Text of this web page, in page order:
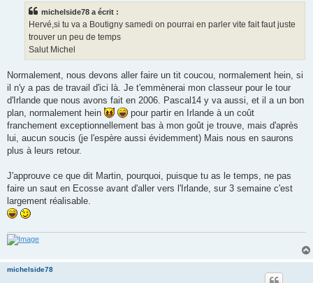
michelside78 a écrit :
Hervé,si tu va a Boutigny samedi on pourrai en parler vite fait faut juste
trouver un peu de temps
Salut Michel
Normalement, nous devons aller faire un tit coucou, normalement hein, si
il n'y a pas de travail d'ici là. Je t'emmènerai mon classeur pour le tour
d'Irlande que nous avons fait en 2006. Pascal14 y va aussi, et il a un bon
plan, normalement hein
pour partir en Irlande à un coût
franchement exceptionnellement bas à mon goût je trouve, mais d'après
lui, aucun soucis (je l'espère aussi évidemment) Mais nous en saurons
plus à leurs retour.
J'approuve ce que dit Martin, pourquoi, puisque tu as le temps, ne pas
faire un saut en Ecosse avant d'aller vers l'Irlande, sur 3 semaine c'est
largement réalisable.
michelside78